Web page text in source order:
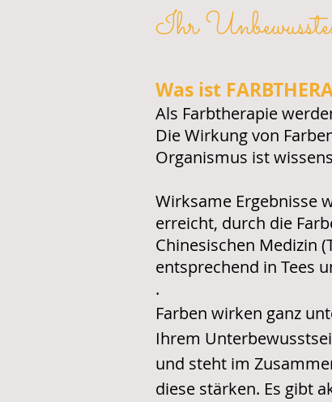
Ihr
Was ist
Als Farbtherapie
Die Wirkung von
Organismus ist
Wirksame Ergebnisse
erreicht, durch die
Chinesischen Medizin
entsprechend in Tees
.
Farben wirken ganz
Ihrem
und steht im
diese stärken. Es gibt